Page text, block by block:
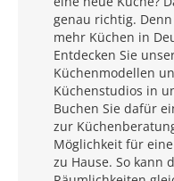
genau richtig.
mehr Küchen in
Entdecken Sie
Küchenmodellen
Küchenstudios in
Buchen Sie dafür
zur
Möglichkeit für
zu Hause. So kann